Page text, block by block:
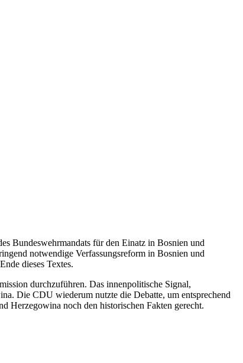
Bundeswehrmandats für den Einatz in Bosnien und
notwendige Verfassungsreform in Bosnien und
dieses Textes.
durchzuführen. Das innenpolitische Signal,
Die CDU wiederum nutzte die Debatte, um entsprechend
Herzegowina noch den historischen Fakten gerecht.